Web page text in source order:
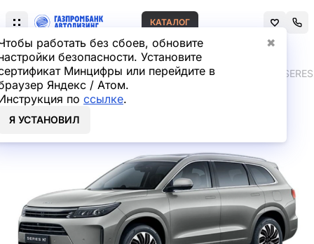
работать без сбоев, обновите
безопасности. Установите
Минцифры или перейдите в
Яндекс / Атом.
по ссылке.
Я УСТАНОВИЛ
✖
КАТАЛОГ
Главная Лизинг легковых автомобилей
SERES M7 в лизинг